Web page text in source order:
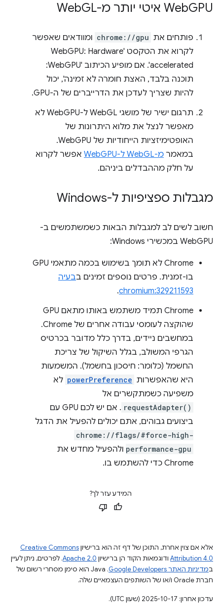
‫WebGPU איטי יותר מ-Web GL
פותחים את chrome://gpu ומוודאים שאפשר
לקרוא את הטקסט 'WebGPU: Hardware
accelerated'. אם מופיע הכיתוב 'WebGPU:
תוכנה בלבד, האצת חומרה לא זמינה', יכול
להיות שצריך לעדכן את הדרייברים של ה-GPU.
תרגום ישיר של מושגי WebGL ל-WebGPU לא
מאפשר לנצל את מלוא היתרונות של
האופטימיזציות הייחודיות של WebGPU.
במאמר מ-WebGL ל-WebGPU
אפשר לקרוא
על חלק מההבדלים ביניהם.
מגבלות ספציפיות ל-Windows
חשוב לשים לב למגבלות הבאות כשמשתמשים ב-
WebGPU במכשירי Windows:
‫Chrome לא תומך בשימוש בכמה מתאמי GPU
בו-זמנית. פרטים נוספים זמינים בבעיה
chromium:329211593
.
‫Chrome תמיד משתמש באותו מתאם GPU
שהוקצה לעומסי עבודה אחרים של Chrome.
במחשבים ניידים, בדרך כלל מדובר בכרטיס
הגרפי המשולב, בגלל השיקול של צריכת
החשמל (כלומר: חיסכון בחשמל). המשמעות
היא שהאפשרות powerPreference לא
משפיעה כשמתקשרים אל
requestAdapter()
. אם יש לכם GPU עם
ביצועים גבוהים, אתם יכולים להפעיל את הדגל
chrome://flags/#force-high-
performance-gpu ולהפעיל מחדש את
Chrome כדי להשתמש בו.
המידע עזר לך?
אלא אם צוין אחרת, התוכן של דף זה הוא ברישיוןCreative Commons
Attribution 4.0 ודוגמאות הקוד הן ברישיון Apache 2.0. לפרטים, ניתן לעיין
במדיניות האתר Google Developers‏
.‏ Java הוא סימן מסחרי רשום של
חברת Oracle ו/או של השותפים העצמאיים שלה.
עדכון אחרון: 2025-10-17 (שעון UTC).